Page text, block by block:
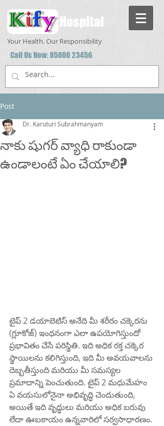
Hospital
Your Health. Our Responsibility
Call Us Now:85000 23456
Post
నాకు షుగర్ వ్యాధి రాకుండా
ఉండాలంటే ఏం చేయాలి?
Dr. Karuturi Subrahmanyam
టైప్ 2 డయాబెటిస్ అనేది మీ శరీరం చక్కెరను
(గ్లూకోజ్) ఇంధనంగా ఎలా ఉపయోగిస్తుందో
ప్రభావితం చేసే పరిస్థితి. ఇది అధిక రక్త చక్కెర
స్థాయిలను కలిగిస్తుంది, ఇది మీ అవయవాలను
దెబ్బతీస్తుంది మరియు మీ సమస్యల
ప్రమాదాన్ని పెంచుతుంది. టైప్ 2 మధుమేహం
ఏ వయసులోనైనా అభివృద్ధి చెందుతుంది,
అయితే ఇది వృద్ధులు మరియు అధిక బరువు
లేదా ఊబకాయం ఉన్నవారిలో సర్వసాధారణం.